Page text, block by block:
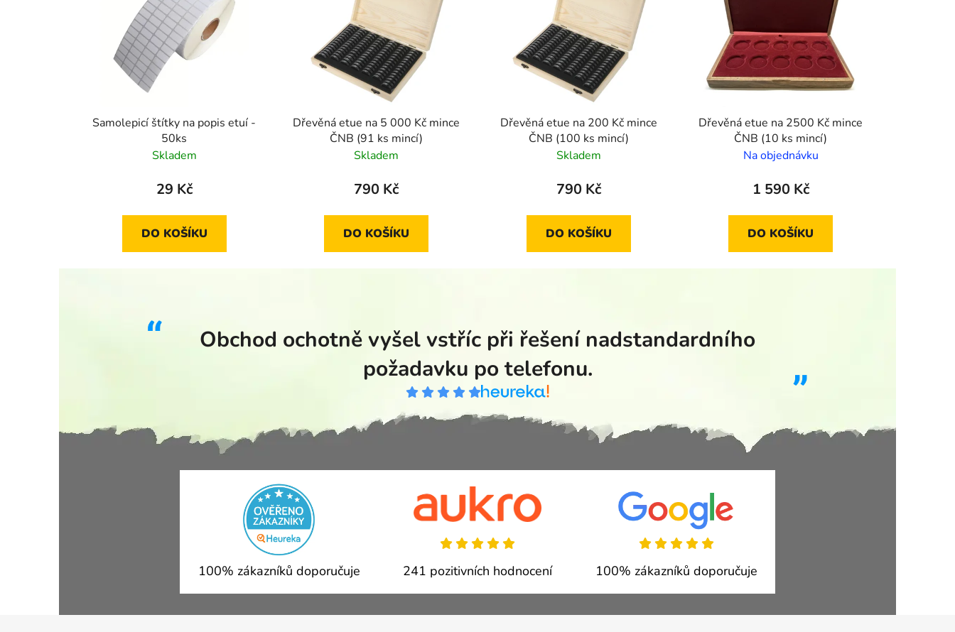
Samolepicí štítky na popis etuí -
50ks
Skladem
29 Kč
DO KOŠÍKU
Dřevěná etue na 5 000 Kč mince
ČNB (91 ks mincí)
Skladem
790 Kč
DO KOŠÍKU
Dřevěná etue na 200 Kč mince
ČNB (100 ks mincí)
Skladem
790 Kč
DO KOŠÍKU
Dřevěná etue na 2500 Kč mince
ČNB (10 ks mincí)
Na objednávku
1 590 Kč
DO KOŠÍKU
Obchod ochotně vyšel vstříc při řešení nadstandardního
požadavku po telefonu.
100% zákazníků doporučuje 241 pozitivních hodnocení 100% zákazníků doporučuje